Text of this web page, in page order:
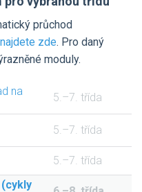
průchod
zde. Pro daný
moduly.
na
5.–7. třída
5.–7. třída
5.–7. třída